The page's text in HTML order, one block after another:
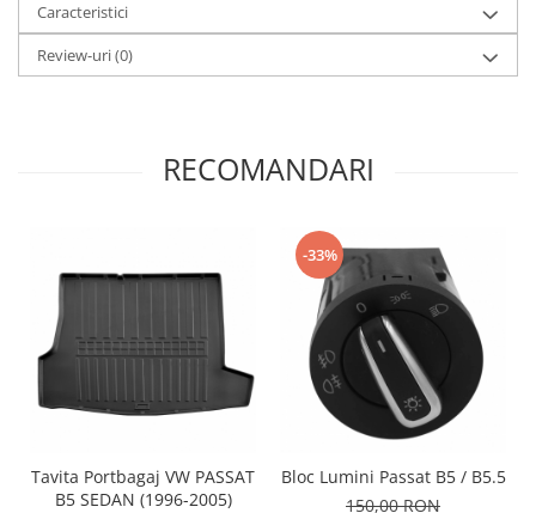
Caracteristici
Review-uri(0)
RECOMANDARI
Tavita Portbagaj VW PASSAT
B5 SEDAN (1996-2005)
-33%
Bloc Lumini Passat B5 / B5.5
150,00 RON